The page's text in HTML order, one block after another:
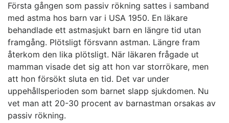
Första gången som passiv rökning sattes i samband
med astma hos barn var i USA 1950. En läkare
behandlade ett astmasjukt barn en längre tid utan
framgång. Plötsligt försvann astman. Längre fram
återkom den lika plötsligt. När läkaren frågade ut
mamman visade det sig att hon var storrökare, men
att hon försökt sluta en tid. Det var under
uppehållsperioden som barnet slapp sjukdomen. Nu
vet man att 20-30 procent av barnastman orsakas av
passiv rökning.